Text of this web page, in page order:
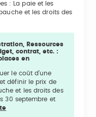
: La paie et les
et les droits des
Ressources
contrat, etc. :
en
le coût d’une
définir le prix de
et les droits des
30 septembre et